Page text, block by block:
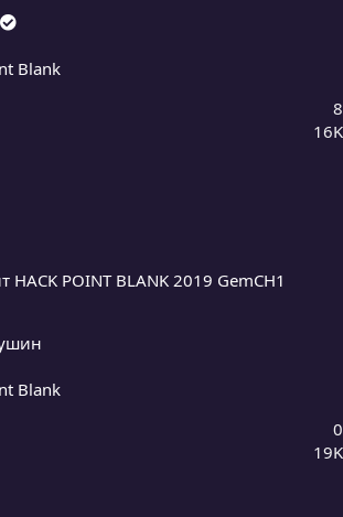
Blank
8
16K
HACK POINT BLANK 2019 GemCH1
Blank
0
19K